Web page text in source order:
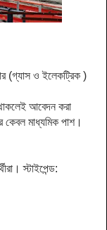
(গ্যাস ও ইলেকট্রিক )
আবেদন করা
কেবল মাধ্যমিক পাশ।
স্টাইপেন্ড: